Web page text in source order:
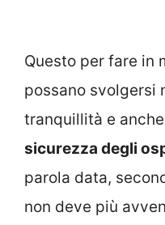
Questo per fare in
possano svolgersi
tranquillità e
sicurezza degli
parola data,
non deve più